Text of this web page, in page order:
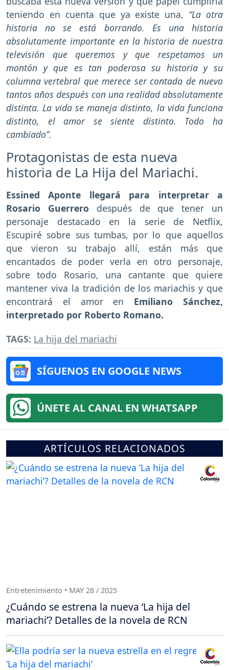
teniendo en cuenta que ya existe una, “La otra
historia no se está borrando. Es una historia
absolutamente importante en la historia de nuestra
televisión que queremos y que respetamos un
montón y que es tan poderosa su historia y su
columna vertebral que merece ser contada de nuevo
tantos años después con una realidad absolutamente
distinta. La vida se maneja distinto, la vida funciona
distinto, el amor se siente distinto. Todo ha
cambiado”.
Protagonistas de esta nueva
historia de La Hija del Mariachi.
Essined Aponte llegará para interpretar a
Rosario Guerrero después de que tener un
personaje destacado en la serie de Netflix,
Escupiré sobre sus tumbas, por lo que aquellos
que vieron su trabajo allí, están más que
encantados de poder verla en otro personaje,
sobre todo Rosario, una cantante que quiere
mantener viva la tradición de los mariachis y que
encontrará el amor en Emiliano Sánchez,
interpretado por Roberto Romano.
TAGS: La hija del mariachi
SÍGUENOS EN GOOGLE NEWS
ÚNETE AL CANAL EN WHATSAPP
ARTÍCULOS RELACIONADOS
Entretenimiento • MAY 28 / 2025
¿Cuándo se estrena la nueva ‘La hija del
mariachi’? Detalles de la novela de RCN